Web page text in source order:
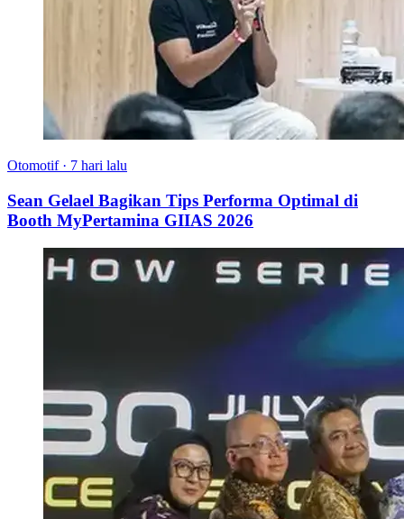
Otomotif · 7 hari lalu
Sean Gelael Bagikan Tips Performa Optimal di
Booth MyPertamina GIIAS 2026